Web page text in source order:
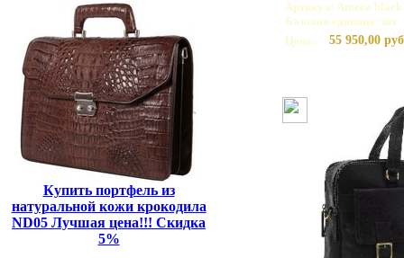
Купить портфель из
натуральной кожи крокодила
ND05 Лучшая цена!!! Скидка
5%
Артикул: Ameca black
Базовая единица: шт
Цена:
55 950,00